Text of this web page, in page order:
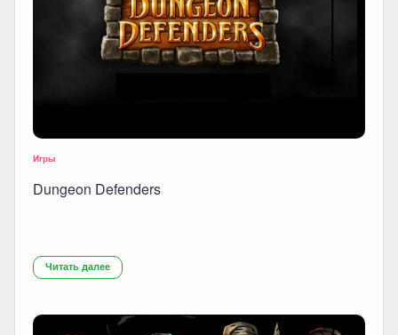
Игры
Dungeon Defenders
Читать далее